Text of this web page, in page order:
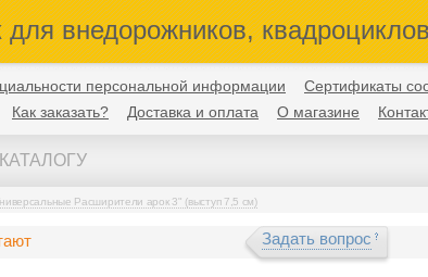
для внедорожников,
персональной информации
Сертификаты
Как заказать? Доставка и оплата О магазине
Расширители арок 3" (выступ 7,5 см)
Задать вопрос